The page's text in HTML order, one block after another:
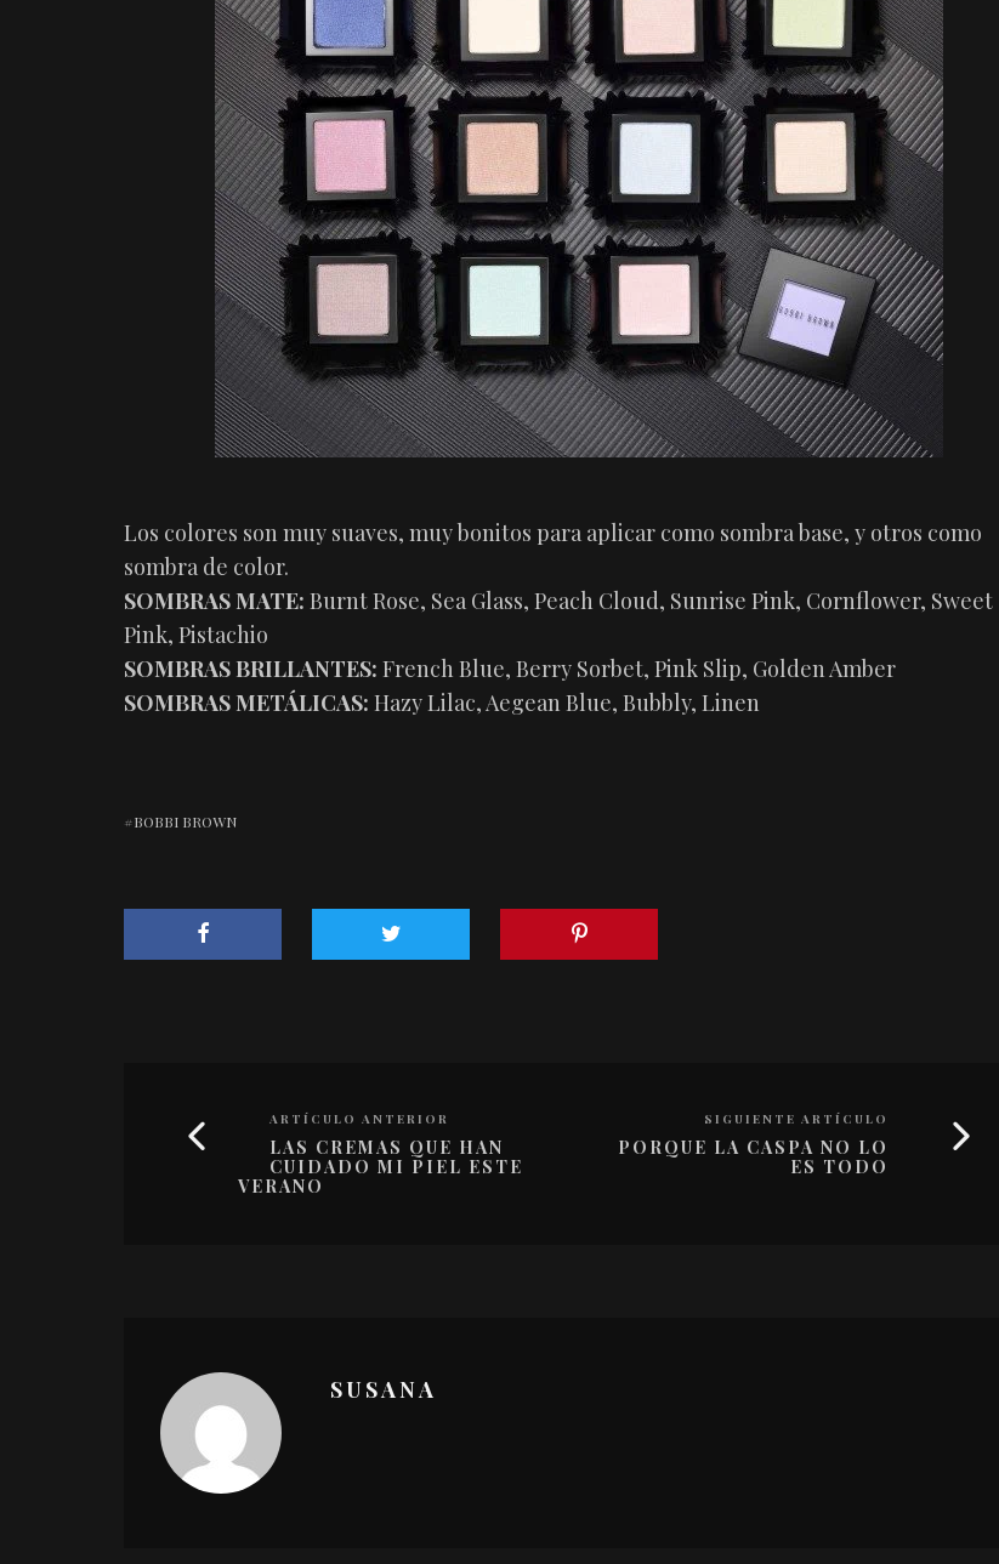
Los colores son muy suaves, muy bonitos para aplicar como sombra base, y otros como
sombra de color.
SOMBRAS MATE: Burnt Rose, Sea Glass, Peach Cloud, Sunrise Pink, Cornflower, Sweet
Pink, Pistachio
SOMBRAS BRILLANTES: French Blue, Berry Sorbet, Pink Slip, Golden Amber
SOMBRAS METÁLICAS: Hazy Lilac, Aegean Blue, Bubbly, Linen
BOBBI BROWN
ARTÍCULO ANTERIOR
LAS CREMAS QUE HAN
CUIDADO MI PIEL ESTE
VERANO
SIGUIENTE ARTÍCULO
PORQUE LA CASPA NO LO
ES TODO
SUSANA